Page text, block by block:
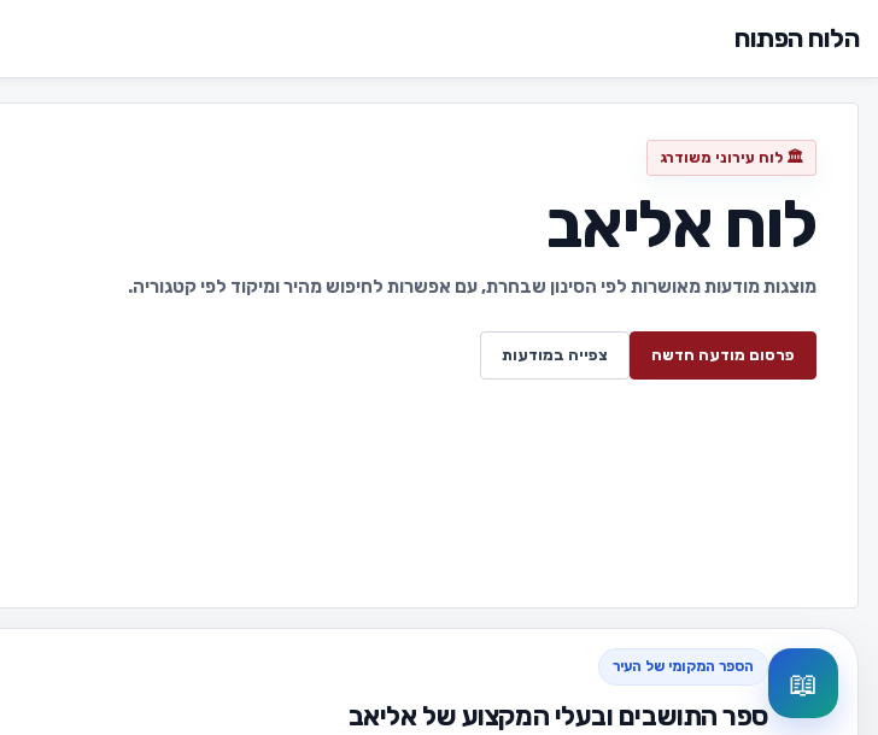
הלוח הפתוח
🏛️ לוח עירוני משודרג
לוח אליאב
מוצגות מודעות מאושרות לפי הסינון שבחרת, עם אפשרות לחיפוש מהיר ומיקוד לפי קטגוריה.
פרסום מודעה חדשה צפייה במודעות
📖 הספר המקומי של העיר
ספר התושבים ובעלי המקצוע של אליאב